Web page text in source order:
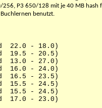
256, P3 650/128 mit je 40 MB hash
benutzt.
22.0 - 18.0)
19.5 - 20.5)
13.0 - 27.0)
16.0 - 24.0)
16.5 - 23.5)
15.5 - 24.5)
15.5 - 24.5)
17.0 - 23.0)